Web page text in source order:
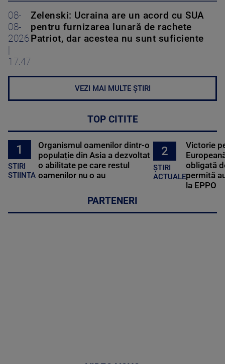
08-
08-
2026
17:47
Zelenski: Ucraina are un acord cu SUA
pentru furnizarea lunară de rachete
Patriot, dar acestea nu sunt suficiente
VEZI MAI MULTE ȘTIRI
TOP CITITE
1
STIRI
STIINTA
Organismul oamenilor dintr-o
populație din Asia a dezvoltat
o abilitate pe care restul
oamenilor nu o au
2
ȘTIRI
ACTUALE
Victorie
obligată
permită
la EPPO
PARTENERI